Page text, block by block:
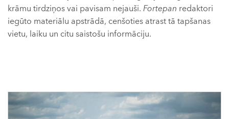
krāmu tirdziņos vai pavisam nejauši. Fortepan redaktori
iegūto materiālu apstrādā, cenšoties atrast tā tapšanas
vietu, laiku un citu saistošu informāciju.